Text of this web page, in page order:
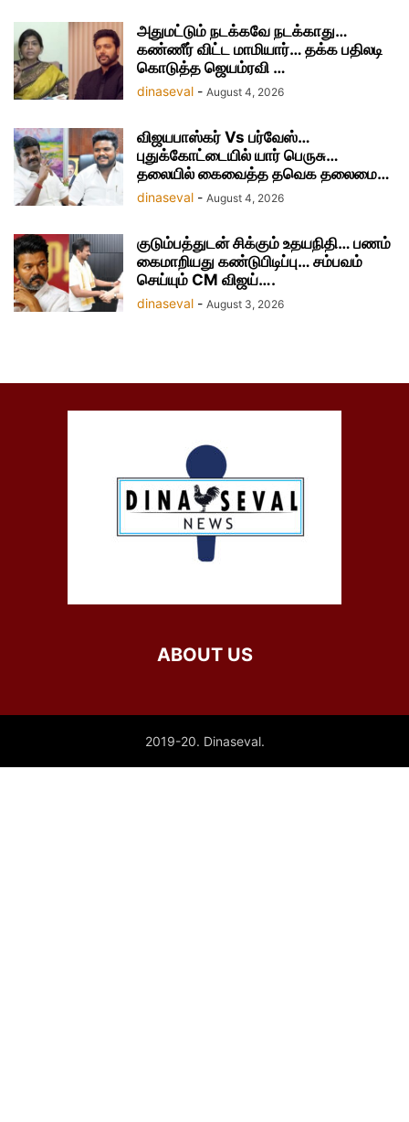
அதுமட்டும் நடக்கவே நடக்காது…
கண்ணீர் விட்ட மாமியார்… தக்க பதிலடி
கொடுத்த ஜெயம்ரவி …
dinaseval - August 4, 2026
விஜயபாஸ்கர் Vs பர்வேஸ்…
புதுக்கோட்டையில் யார் பெருசு…
தலையில் கைவைத்த தவெக தலைமை…
dinaseval - August 4, 2026
குடும்பத்துடன் சிக்கும் உதயநிதி… பணம்
கைமாறியது கண்டுபிடிப்பு… சம்பவம்
செய்யும் CM விஜய்….
dinaseval - August 3, 2026
ABOUT US
2019-20. Dinaseval.